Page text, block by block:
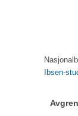
Ibsen-